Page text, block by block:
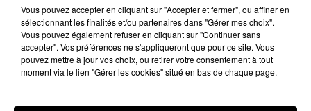
14 janvier 2025 - 2 min 15 sec
LES INFOS DU PAYS CATALAN DU 14/01/2025
À 11H01
Podcasts infos du Pays Catalan
Vous pouvez accepter en cliquant sur "Accepter et fermer", ou affiner en
sélectionnant les finalités et/ou partenaires dans "Gérer mes choix".
Vous pouvez également refuser en cliquant sur "Continuer sans
accepter". Vos préférences ne s'appliqueront que pour ce site. Vous
pouvez mettre à jour vos choix, ou retirer votre consentement à tout
moment via le lien "Gérer les cookies" situé en bas de chaque page.